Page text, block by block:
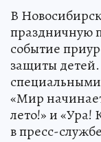
В
праздничную
событие
защиты
«Мир
лето!» и
в пресс-